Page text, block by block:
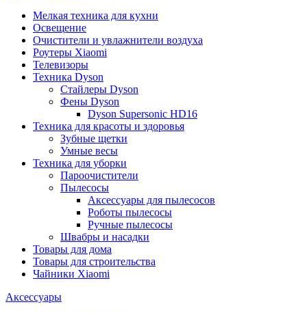
Мелкая техника для кухни
Освещение
Очистители и увлажнители воздуха
Роутеры Xiaomi
Телевизоры
Техника Dyson
Стайлеры Dyson
Фены Dyson
Dyson Supersonic HD16
Техника для красоты и здоровья
Зубные щетки
Умные весы
Техника для уборки
Пароочистители
Пылесосы
Аксессуары для пылесосов
Роботы пылесосы
Ручные пылесосы
Швабры и насадки
Товары для дома
Товары для строительства
Чайники Xiaomi
Аксессуары